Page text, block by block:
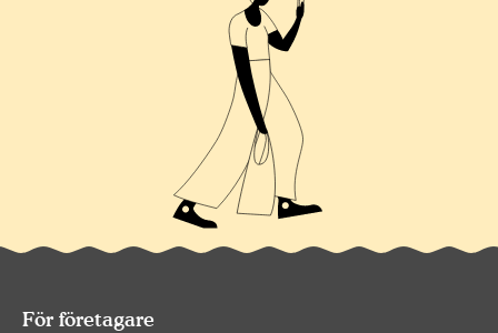
För företagare